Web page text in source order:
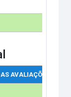
AVALIAÇÕES